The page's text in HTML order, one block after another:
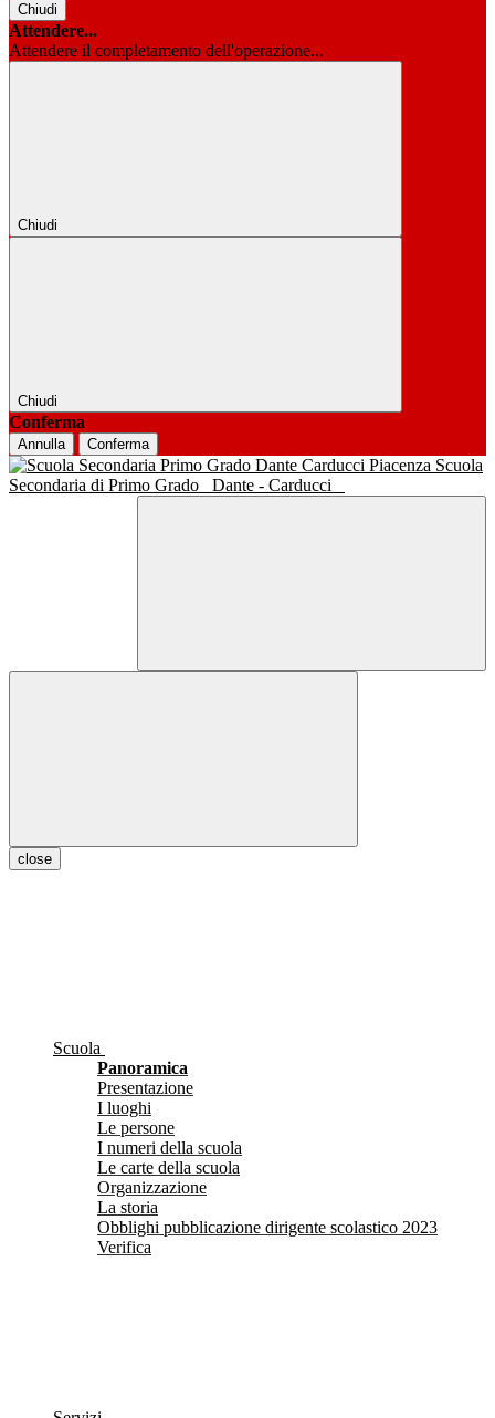
Chiudi
Attendere...
Attendere il completamento dell'operazione...
Chiudi
Chiudi
Conferma
Annulla Conferma
Scuola
Secondaria di Primo Grado
Dante - Carducci
close
Scuola
Panoramica
Presentazione
I luoghi
Le persone
I numeri della scuola
Le carte della scuola
Organizzazione
La storia
Obblighi pubblicazione dirigente scolastico 2023
Verifica